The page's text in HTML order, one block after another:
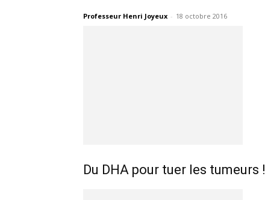
Professeur Henri Joyeux - 18 octobre 2016
Du DHA pour tuer les tumeurs !